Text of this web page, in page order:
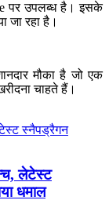
पर उपलब्ध है। इसके
जा रहा है।
मौका है जो एक
चाहते हैं।
लेटेस्ट
धमाल